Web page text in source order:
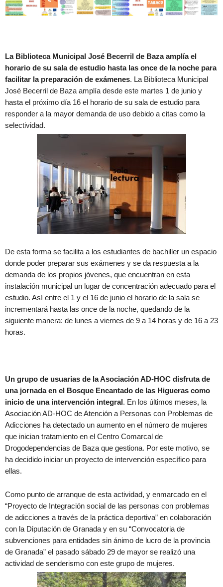
La Biblioteca Municipal José Becerril de Baza amplía el
horario de su sala de estudio hasta las once de la noche para
facilitar la preparación de exámenes. La Biblioteca Municipal
José Becerril de Baza amplía desde este martes 1 de junio y
hasta el próximo día 16 el horario de su sala de estudio para
responder a la mayor demanda de uso debido a citas como la
selectividad.
De esta forma se facilita a los estudiantes de bachiller un espacio
donde poder preparar sus exámenes y se da respuesta a la
demanda de los propios jóvenes, que encuentran en esta
instalación municipal un lugar de concentración adecuado para el
estudio. Así entre el 1 y el 16 de junio el horario de la sala se
incrementará hasta las once de la noche, quedando de la
siguiente manera: de lunes a viernes de 9 a 14 horas y de 16 a 23
horas.
Un grupo de usuarias de la Asociación AD-HOC disfruta de
una jornada en el Bosque Encantado de las Higueras como
inicio de una intervención integral. En los últimos meses, la
Asociación AD-HOC de Atención a Personas con Problemas de
Adicciones ha detectado un aumento en el número de mujeres
que inician tratamiento en el Centro Comarcal de
Drogodependencias de Baza que gestiona. Por este motivo, se
ha decidido iniciar un proyecto de intervención específico para
ellas.
Como punto de arranque de esta actividad, y enmarcado en el
“Proyecto de Integración social de las personas con problemas
de adicciones a través de la práctica deportiva” en colaboración
con la Diputación de Granada y en su “Convocatoria de
subvenciones para entidades sin ánimo de lucro de la provincia
de Granada” el pasado sábado 29 de mayor se realizó una
actividad de senderismo con este grupo de mujeres.